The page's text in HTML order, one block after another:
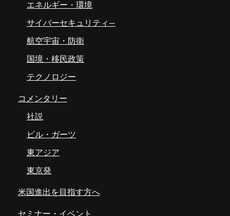
エネルギー・環境
サイバーセキュリティ―
航空宇宙・防衛
国境・移民政策
テクノロジー
コメンタリー
社説
ビル・ガーツ
東アジア
東京発
米国進出を目指す方へ
セミナー・イベント